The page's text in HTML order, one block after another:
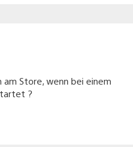
Store, wenn bei einem
?